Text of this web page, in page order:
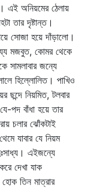
এই অনিয়মের ঠেলায়
তার দৃষ্টান্ত।
সোজা হয়ে দাঁড়ালো।
মজবুত, কোমর থেকে
সামলাবার জন্যে
হিল্লোলিত। পাখিও
নিয়মিত, টলবার
পদ বাঁধা হয়ে তার
চলার ঝোঁকটাই
যাবার যে নিয়ম
এইজন্যে
দেখা যাক
তিন মাত্রার